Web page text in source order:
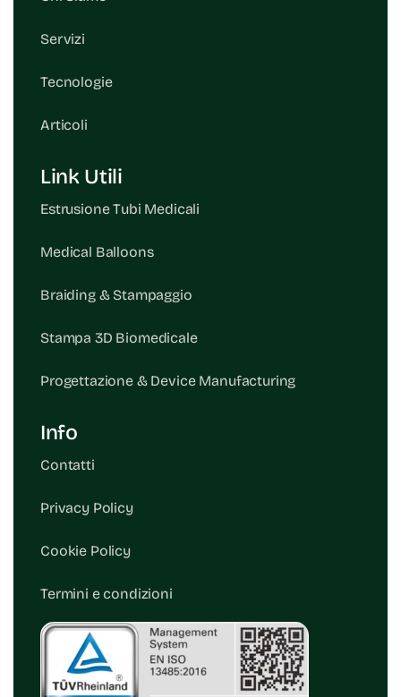
Servizi
Tecnologie
Articoli
Link Utili
Estrusione Tubi Medicali
Medical Balloons
Braiding & Stampaggio
Stampa 3D Biomedicale
Progettazione & Device Manufacturing
Info
Contatti
Privacy Policy
Cookie Policy
Termini e condizioni